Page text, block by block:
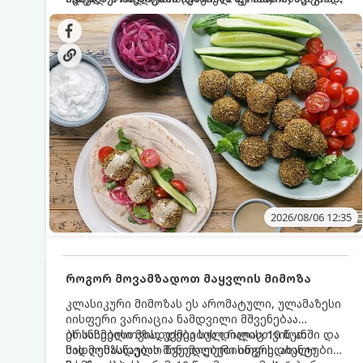
სალათებთან ერთად ან ტახინის (სესამის)
სოუსთან მირთმევისთვის.
იდეალურად შეინარჩუნოს და არ დაიშალოს.
დრო: 10–15 წუთი ულუფა: 20–24 ცალი ბურთულა
(4–6 პორცია)
2026/08/06 12:35
როგორ მოვამზადოთ მაყვლის მიმოზა
კლასიკური მიმოზას ეს არომატული, ულამაზესი
იისფერი ვარიაცია ნამდვილი მშვენებაა
ბრანჩებისთვის, უქმეების დილისთვის ან
სადღესასწაულო წვეულებებისთვის. ახალი
ეს სასმელი მზადდება სულ რაღაც 10 წუთში და
მის მომზადებას მინიმალური ინგრედიენტები